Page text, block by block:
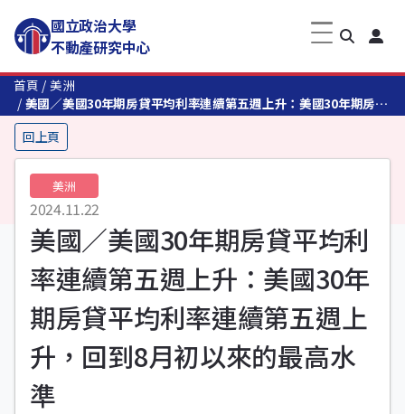
國立政治大學
不動產研究中心
首頁
美洲
美國／美國30年期房貸平均利率連續第五週上升：美國30年期房貸
平均利率連續第五週上升，回到8月初以來的最高水準
回上頁
美洲
2024.11.22
美國／美國30年期房貸平均利
率連續第五週上升：美國30年
期房貸平均利率連續第五週上
升，回到8月初以來的最高水
準